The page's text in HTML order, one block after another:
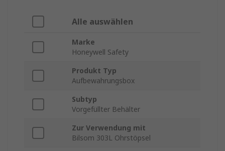
Alle auswählen
Marke
Honeywell Safety
Produkt Typ
Aufbewahrungsbox
Subtyp
Vorgefüllter Behälter
Zur Verwendung mit
Bilsom 303L Ohrstöpsel